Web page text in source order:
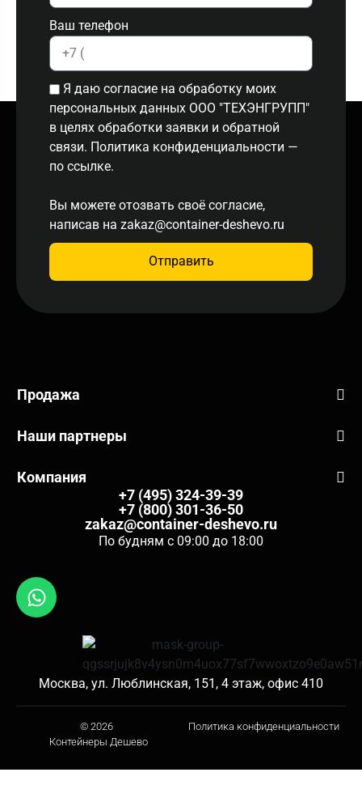
Ваш телефон
Я даю согласие на обработку моих
персональных данных ООО "ТЕХЭНГРУПП"
в целях обработки заявки и обратной
связи. Политика конфиденциальности —
по ссылке.
Вы можете отозвать своё согласие,
написав на zakaz@container-deshevo.ru
Отправить
Продажа
Наши партнеры
Компания
+7 (495) 324-39-39
+7 (800) 301-36-50
zakaz@container-deshevo.ru
По будням с 09:00 до 18:00
Москва, ул. Люблинская, 151, 4 этаж, офис 410
© 2026
Контейнеры Дешево
Политика конфиденциальности